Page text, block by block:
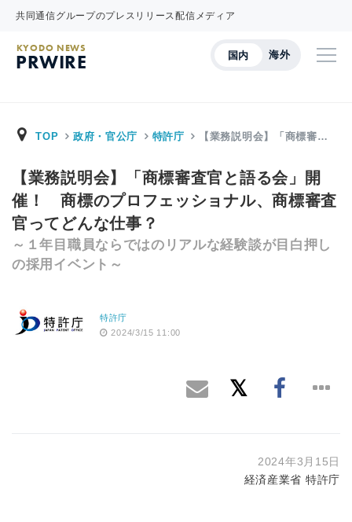
共同通信グループのプレスリリース配信メディア
国内 海外
KYODO NEWS
PRWIRE
TOP 政府・官公庁 特許庁 【業務説明会】「商標審…
【業務説明会】「商標審査官と語る会」開
催！ 商標のプロフェッショナル、商標審査
官ってどんな仕事？
～１年目職員ならではのリアルな経験談が目白押し
の採用イベント～
特許庁
2024/3/15 11:00
2024年3月15日
経済産業省 特許庁